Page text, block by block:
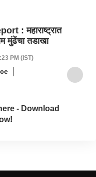
: महाराष्ट्रात
मुंढेंचा तडाखा
PM (IST)
- Download